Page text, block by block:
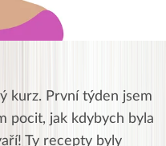
kurz. První týden jsem
pocit, jak kdybych byla
Ty recepty byly